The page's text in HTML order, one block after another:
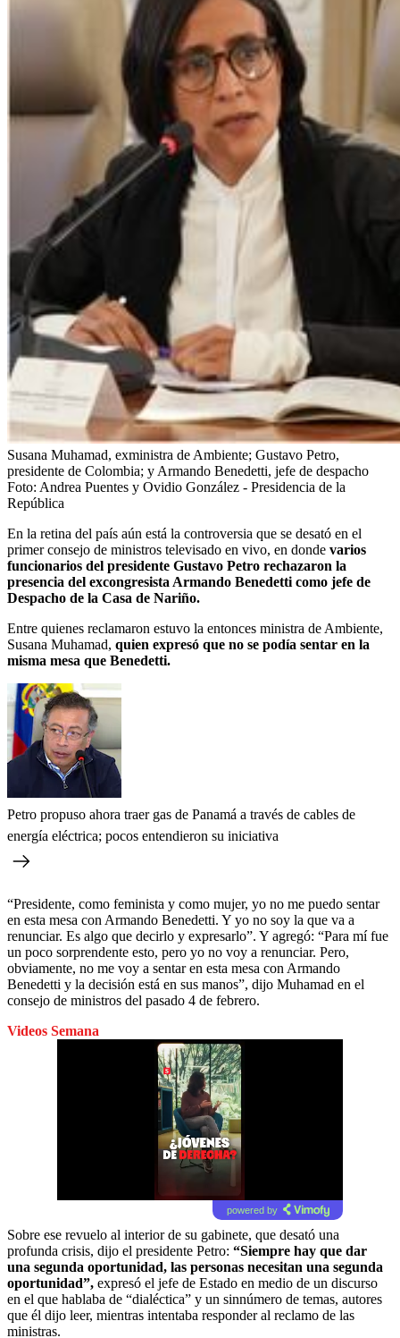
Susana Muhamad, exministra de Ambiente; Gustavo Petro,
presidente de Colombia; y Armando Benedetti, jefe de despacho
Foto: Andrea Puentes y Ovidio González - Presidencia de la
República
En la retina del país aún está la controversia que se desató en el
primer consejo de ministros televisado en vivo, en donde varios
funcionarios del presidente Gustavo Petro rechazaron la
presencia del excongresista Armando Benedetti como jefe de
Despacho de la Casa de Nariño.
Entre quienes reclamaron estuvo la entonces ministra de Ambiente,
Susana Muhamad, quien expresó que no se podía sentar en la
misma mesa que Benedetti.
Petro propuso ahora traer gas de Panamá a través de cables de
energía eléctrica; pocos entendieron su iniciativa
“Presidente, como feminista y como mujer, yo no me puedo sentar
en esta mesa con Armando Benedetti. Y yo no soy la que va a
renunciar. Es algo que decirlo y expresarlo”. Y agregó: “Para mí fue
un poco sorprendente esto, pero yo no voy a renunciar. Pero,
obviamente, no me voy a sentar en esta mesa con Armando
Benedetti y la decisión está en sus manos”, dijo Muhamad en el
consejo de ministros del pasado 4 de febrero.
Videos Semana
powered by
Sobre ese revuelo al interior de su gabinete, que desató una
profunda crisis, dijo el presidente Petro: “Siempre hay que dar
una segunda oportunidad, las personas necesitan una segunda
oportunidad”, expresó el jefe de Estado en medio de un discurso
en el que hablaba de “dialéctica” y un sinnúmero de temas, autores
que él dijo leer, mientras intentaba responder al reclamo de las
ministras.